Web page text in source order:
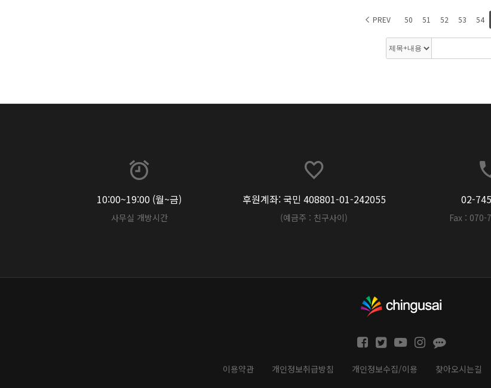
PREV 50 51 52 53 54
10:00~19:00 (월~금)
사무실 개방시간
후원계좌: 국민 408801-01-242055
(예금주 : 친구사이)
02-
Fax : 070-
이용약관 개인정보취급방침 개인정보수집/이용 찾아오시는길